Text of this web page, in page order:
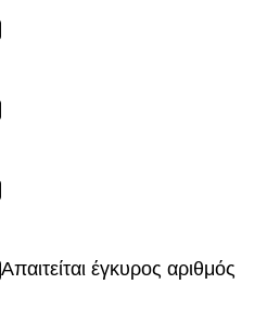
Απαιτείται έγκυρος αριθμός